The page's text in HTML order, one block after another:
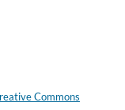
Commons